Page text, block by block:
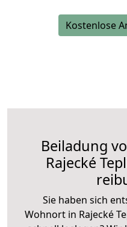
Kostenlose
Beiladung
Rajecké
Sie haben sich
Wohnort in Rajecké